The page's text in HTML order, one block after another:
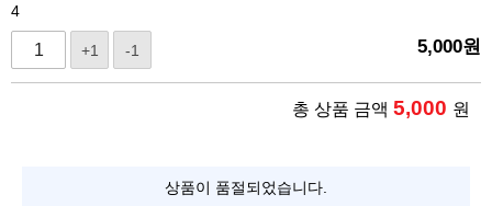
4
+1 -1 5,000원
총 상품 금액 5,000 원
상품이 품절되었습니다.